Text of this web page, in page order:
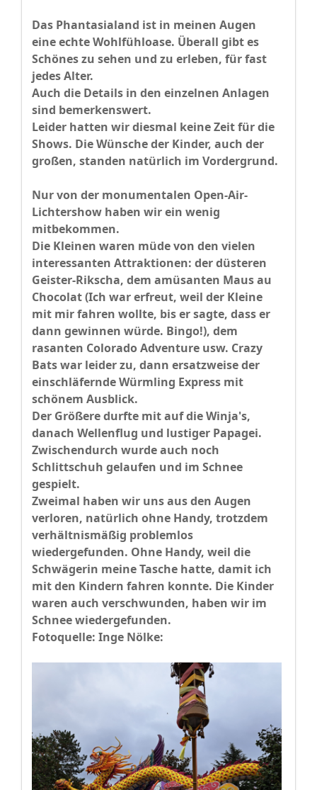
Das Phantasialand ist in meinen Augen
eine echte Wohlfühloase. Überall gibt es
Schönes zu sehen und zu erleben, für fast
jedes Alter.
Auch die Details in den einzelnen Anlagen
sind bemerkenswert.
Leider hatten wir diesmal keine Zeit für die
Shows. Die Wünsche der Kinder, auch der
großen, standen natürlich im Vordergrund.
Nur von der monumentalen Open-Air-
Lichtershow haben wir ein wenig
mitbekommen.
Die Kleinen waren müde von den vielen
interessanten Attraktionen: der düsteren
Geister-Rikscha, dem amüsanten Maus au
Chocolat (Ich war erfreut, weil der Kleine
mit mir fahren wollte, bis er sagte, dass er
dann gewinnen würde. Bingo!), dem
rasanten Colorado Adventure usw. Crazy
Bats war leider zu, dann ersatzweise der
einschläfernde Würmling Express mit
schönem Ausblick.
Der Größere durfte mit auf die Winja's,
danach Wellenflug und lustiger Papagei.
Zwischendurch wurde auch noch
Schlittschuh gelaufen und im Schnee
gespielt.
Zweimal haben wir uns aus den Augen
verloren, natürlich ohne Handy, trotzdem
verhältnismäßig problemlos
wiedergefunden. Ohne Handy, weil die
Schwägerin meine Tasche hatte, damit ich
mit den Kindern fahren konnte. Die Kinder
waren auch verschwunden, haben wir im
Schnee wiedergefunden.
Fotoquelle: Inge Nölke: